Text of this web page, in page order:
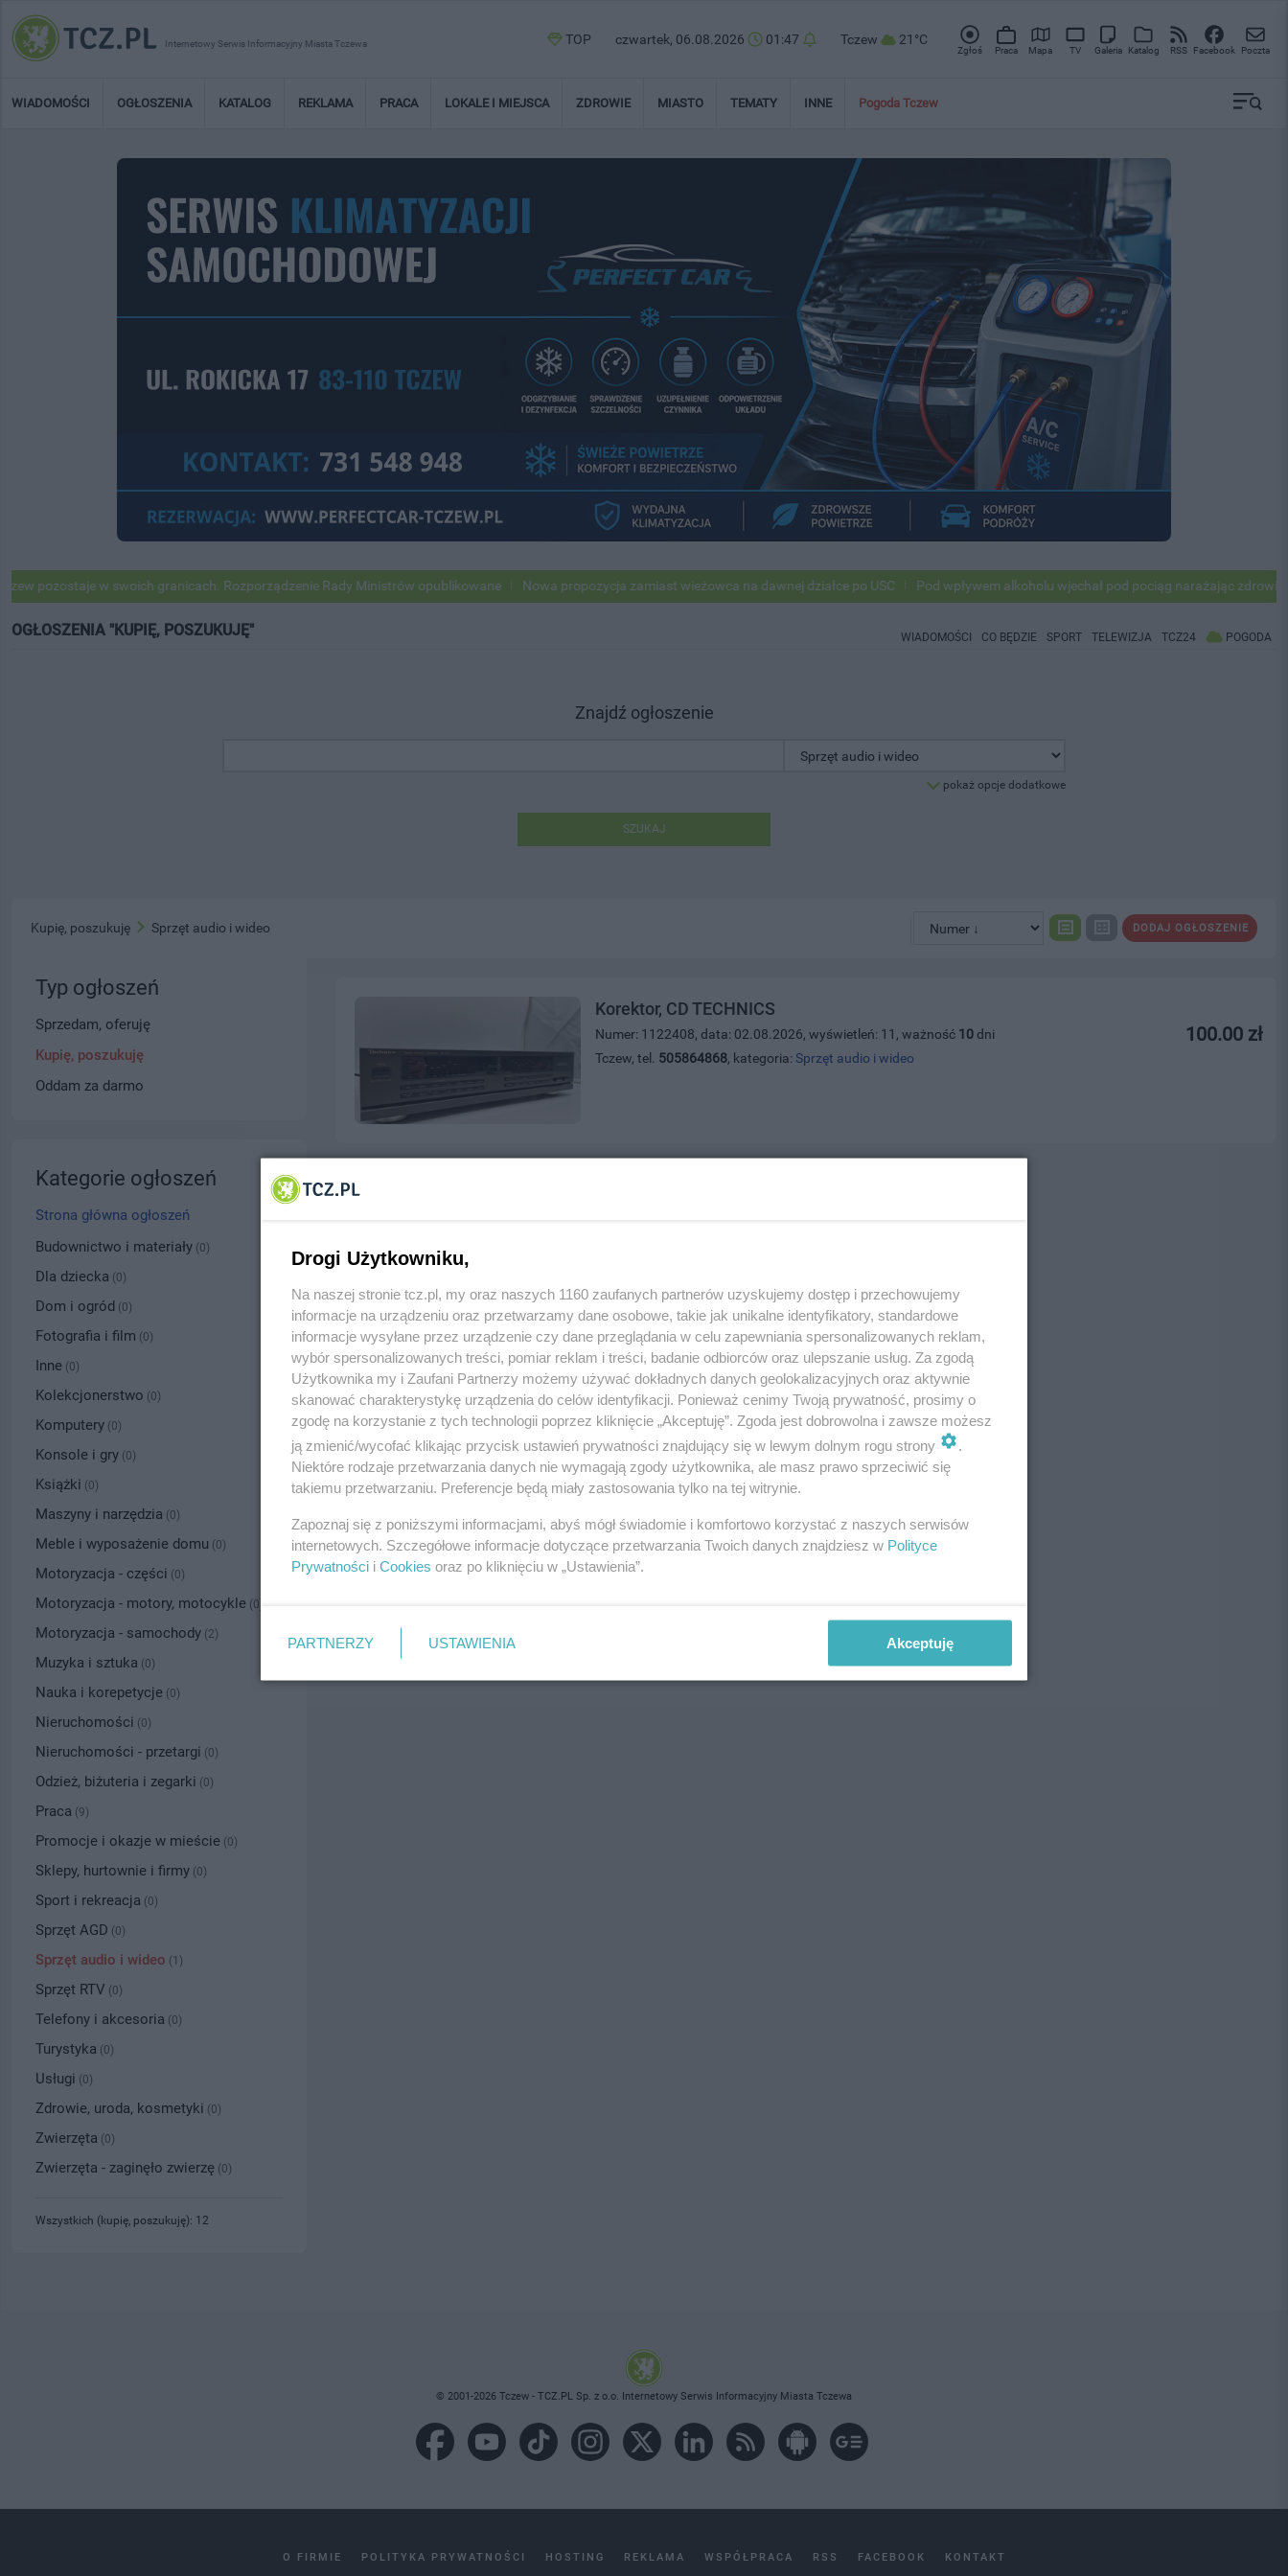
Internetowy Serwis Informacyjny Miasta Tczewa TOP czwartek, 06.08.2026 01:47 Tczew 21°C
Zgłoś Praca Mapa TV Galeria Katalog RSS Facebook Poczta
WIADOMOŚCI OGŁOSZENIA KATALOG REKLAMA PRACA LOKALE I MIEJSCA ZDROWIE MIASTO TEMATY INNE Pogoda Tczew
w swoich granicach. Rozporządzenie Rady Ministrów opublikowane Nowa propozycja zamiast wieżowca na dawnej działce po USC Pod wpływem alkoholu wjechał pod pociąg narażając zdrowie i
OGŁOSZENIA "KUPIĘ, POSZUKUJĘ" WIADOMOŚCI CO BĘDZIE SPORT TELEWIZJA TCZ24 POGODA
Znajdź ogłoszenie
pokaż opcje dodatkowe
SZUKAJ
DODAJ OGŁOSZENIE
Kupię, poszukuję Sprzęt audio i wideo
Korektor, CD TECHNICS
100.00 zł
Numer: 1122408, data: 02.08.2026, wyświetleń: 11, ważność 10 dni
Tczew, tel. 505864868, kategoria:Sprzęt audio i wideo
Typ ogłoszeń
Sprzedam, oferuję
Kupię, poszukuję
Oddam za darmo
Kategorie ogłoszeń
Strona główna ogłoszeń
Budownictwo i materiały (0)
Dla dziecka (0)
Dom i ogród (0)
Fotografia i film (0)
Inne (0)
Kolekcjonerstwo (0)
Komputery (0)
Konsole i gry (0)
Książki (0)
Maszyny i narzędzia (0)
Meble i wyposażenie domu (0)
Motoryzacja - części (0)
Motoryzacja - motory, motocykle (0)
Motoryzacja - samochody (2)
Muzyka i sztuka (0)
Nauka i korepetycje (0)
Nieruchomości (0)
Nieruchomości - przetargi (0)
Odzież, biżuteria i zegarki (0)
Praca (9)
Promocje i okazje w mieście (0)
Sklepy, hurtownie i firmy (0)
Sport i rekreacja (0)
Sprzęt AGD (0)
Sprzęt audio i wideo (1)
Sprzęt RTV (0)
Telefony i akcesoria (0)
Turystyka (0)
Usługi (0)
Zdrowie, uroda, kosmetyki (0)
Zwierzęta (0)
Zwierzęta - zaginęło zwierzę (0)
Wszystkich (kupię, poszukuję): 12
© 2001-2026 Tczew - TCZ.PL Sp. z o.o. Internetowy Serwis Informacyjny Miasta Tczewa
O FIRMIE POLITYKA PRYWATNOŚCI HOSTING REKLAMA WSPÓŁPRACA RSS FACEBOOK KONTAKT
Drogi Użytkowniku,
Na naszej stronie tcz.pl, my oraz naszych 1160 zaufanych partnerów uzyskujemy dostęp i przechowujemy
informacje na urządzeniu oraz przetwarzamy dane osobowe, takie jak unikalne identyfikatory, standardowe
informacje wysyłane przez urządzenie czy dane przeglądania w celu zapewniania spersonalizowanych reklam,
wybór spersonalizowanych treści, pomiar reklam i treści, badanie odbiorców oraz ulepszanie usług. Za zgodą
Użytkownika my i Zaufani Partnerzy możemy używać dokładnych danych geolokalizacyjnych oraz aktywnie
skanować charakterystykę urządzenia do celów identyfikacji. Ponieważ cenimy Twoją prywatność, prosimy o
zgodę na korzystanie z tych technologii poprzez kliknięcie „Akceptuję”. Zgoda jest dobrowolna i zawsze możesz
ją zmienić/wycofać klikając przycisk ustawień prywatności znajdujący się w lewym dolnym rogu strony
.
Niektóre rodzaje przetwarzania danych nie wymagają zgody użytkownika, ale masz prawo sprzeciwić się
takiemu przetwarzaniu. Preferencje będą miały zastosowania tylko na tej witrynie.
Zapoznaj się z poniższymi informacjami, abyś mógł świadomie i komfortowo korzystać z naszych serwisów
internetowych. Szczegółowe informacje dotyczące przetwarzania Twoich danych znajdziesz w Polityce
Prywatności i Cookies oraz po kliknięciu w „Ustawienia”.
PARTNERZY USTAWIENIA Akceptuję